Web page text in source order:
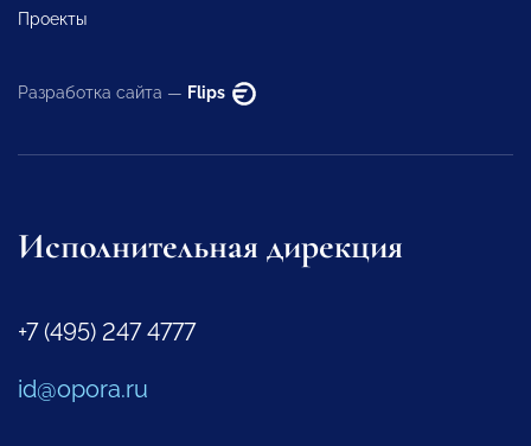
Проекты
Разработка сайта — Flips
Исполнительная дирекция
+7 (495) 247 4777
id@opora.ru